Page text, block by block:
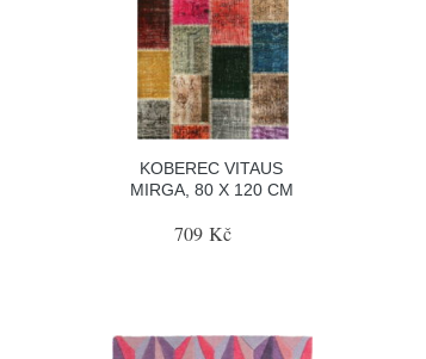
KOBEREC VITAUS
MIRGA, 80 X 120 CM
709 Kč